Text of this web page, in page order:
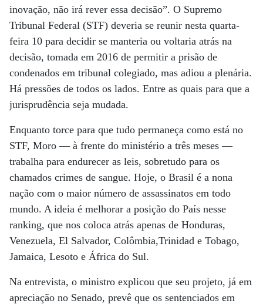
inovação, não irá rever essa decisão”. O Supremo
Tribunal Federal (STF) deveria se reunir nesta quarta-
feira 10 para decidir se manteria ou voltaria atrás na
decisão, tomada em 2016 de permitir a prisão de
condenados em tribunal colegiado, mas adiou a plenária.
Há pressões de todos os lados. Entre as quais para que a
jurisprudência seja mudada.
Enquanto torce para que tudo permaneça como está no
STF, Moro — à frente do ministério a três meses —
trabalha para endurecer as leis, sobretudo para os
chamados crimes de sangue. Hoje, o Brasil é a nona
nação com o maior número de assassinatos em todo
mundo. A ideia é melhorar a posição do País nesse
ranking, que nos coloca atrás apenas de Honduras,
Venezuela, El Salvador, Colômbia,Trinidad e Tobago,
Jamaica, Lesoto e África do Sul.
Na entrevista, o ministro explicou que seu projeto, já em
apreciação no Senado, prevê que os sentenciados em